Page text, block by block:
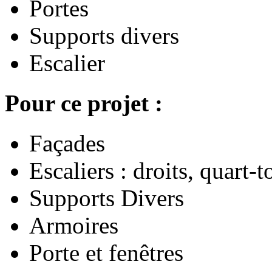
Portes
Supports divers
Escalier
Pour ce projet :
Façades
Escaliers : droits, quart-
Supports Divers
Armoires
Porte et fenêtres